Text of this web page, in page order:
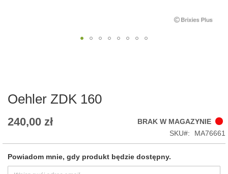
the
gallery
Oehler ZDK 160
240,00 zł
BRAK W MAGAZYNIE
SKU
MA76661
Powiadom mnie, gdy produkt będzie dostępny.